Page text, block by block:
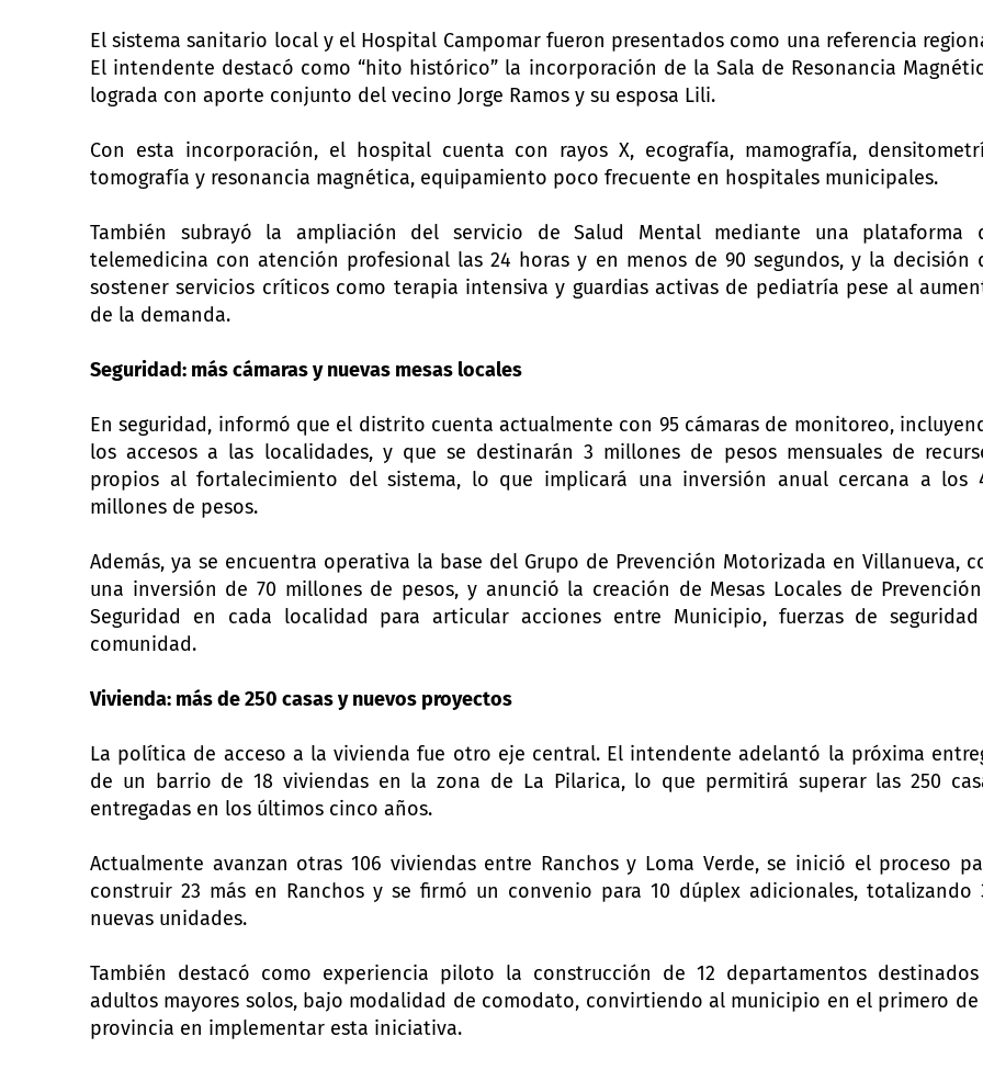
El sistema sanitario local y el Hospital Campomar fueron presentados como una referencia
El intendente destacó como “hito histórico” la incorporación de la Sala de Resonancia
lograda con aporte conjunto del vecino Jorge Ramos y su esposa Lili.
Con esta incorporación, el hospital cuenta con rayos X, ecografía, mamografía,
tomografía y resonancia magnética, equipamiento poco frecuente en hospitales municipales.
También subrayó la ampliación del servicio de Salud Mental mediante una plataforma
telemedicina con atención profesional las 24 horas y en menos de 90 segundos, y la decisión
sostener servicios críticos como terapia intensiva y guardias activas de pediatría pese al
de la demanda.
Seguridad: más cámaras y nuevas mesas locales
En seguridad, informó que el distrito cuenta actualmente con 95 cámaras de monitoreo,
los accesos a las localidades, y que se destinarán 3 millones de pesos mensuales de
propios al fortalecimiento del sistema, lo que implicará una inversión anual cercana a los
millones de pesos.
Además, ya se encuentra operativa la base del Grupo de Prevención Motorizada en Villanueva,
una inversión de 70 millones de pesos, y anunció la creación de Mesas Locales de
Seguridad en cada localidad para articular acciones entre Municipio, fuerzas de
comunidad.
Vivienda: más de 250 casas y nuevos proyectos
La política de acceso a la vivienda fue otro eje central. El intendente adelantó la próxima
de un barrio de 18 viviendas en la zona de La Pilarica, lo que permitirá superar las 250
entregadas en los últimos cinco años.
Actualmente avanzan otras 106 viviendas entre Ranchos y Loma Verde, se inició el proceso
construir 23 más en Ranchos y se firmó un convenio para 10 dúplex adicionales, totalizando
nuevas unidades.
También destacó como experiencia piloto la construcción de 12 departamentos
adultos mayores solos, bajo modalidad de comodato, convirtiendo al municipio en el primero de
provincia en implementar esta iniciativa.